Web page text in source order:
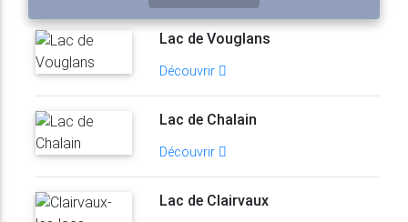
Lac de Vouglans
Découvrir
Lac de Chalain
Découvrir
Lac de Clairvaux